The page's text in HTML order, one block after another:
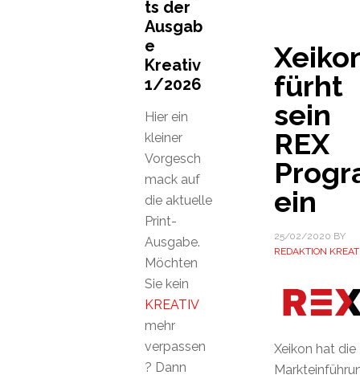
fürht
sein
REX
ein
25/02/2020 BY
REDAKTION
Xeikon hat die
ts der
Ausgab
e
Kreativ
1/2026
Hier ein
kleiner
Vorgesch
mack auf
die aktuelle
Print-
Ausgabe.
Möchten
Sie kein
KREATIV
mehr
verpassen
? Dann